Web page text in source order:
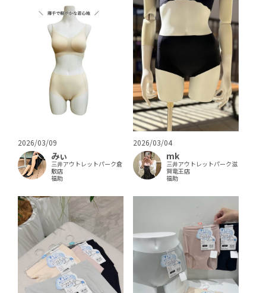
2026/03/09
みぃ
三井アウトレットパーク倉
敷店
福助
2026/03/04
mk
三井アウトレットパーク滋
賀竜王店
福助